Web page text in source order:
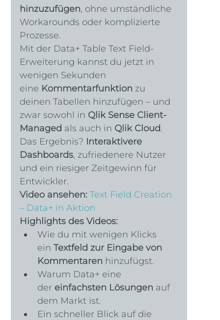
hinzuzufügen, ohne umständliche
Workarounds oder komplizierte
Prozesse.
Mit der Data+ Table Text Field-
Erweiterung kannst du jetzt in
wenigen Sekunden
eine Kommentarfunktion zu
deinen Tabellen hinzufügen – und
zwar sowohl in Qlik Sense Client-
Managed als auch in Qlik Cloud.
Das Ergebnis? Interaktivere
Dashboards, zufriedenere Nutzer
und ein riesiger Zeitgewinn für
Entwickler.
Video ansehen: Text Field Creation
– Data+ in Aktion
Highlights des Videos:
Wie du mit wenigen Klicks
ein Textfeld zur Eingabe von
Kommentaren hinzufügst.
Warum Data+ eine
der einfachsten Lösungen auf
dem Markt ist.
Ein schneller Blick auf die